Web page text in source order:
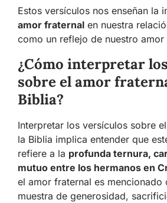
Estos versículos nos enseñan la
amor fraternal en nuestra
como un reflejo de nuestro amor
¿Cómo interpretar
sobre el amor
Biblia?
Interpretar los versículos sobre
la Biblia implica entender que
refiere a la profunda ternura,
mutuo entre los hermanos en
el amor fraternal es mencionado
muestra de generosidad,